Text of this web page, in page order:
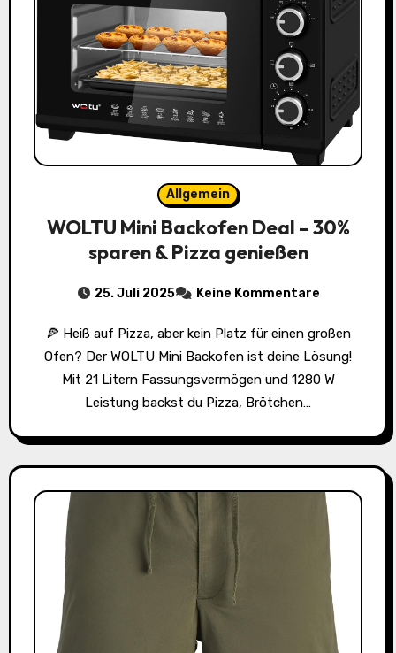
Allgemein
WOLTU Mini Backofen Deal – 30%
sparen & Pizza genießen
25. Juli 2025 Keine Kommentare
🍕 Heiß auf Pizza, aber kein Platz für einen großen
Ofen? Der WOLTU Mini Backofen ist deine Lösung!
Mit 21 Litern Fassungsvermögen und 1280 W
Leistung backst du Pizza, Brötchen…